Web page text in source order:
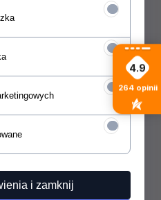
został
i zamknij
4.9
264 opinii